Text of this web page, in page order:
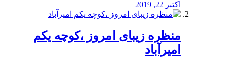
اکتبر 22, 2019
منظره‌‌ زیبای امروز ،کوچه یکم
امیرآباد